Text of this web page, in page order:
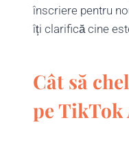
înscriere pentru
îți clarifică cine
Cât să
pe TikTok